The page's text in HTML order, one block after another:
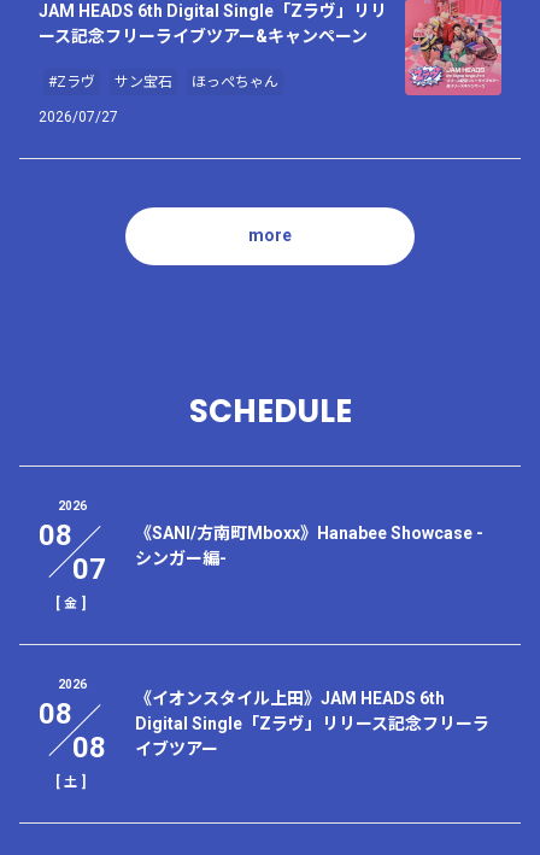
JAM HEADS 6th Digital Single「Zラヴ」リリ
ース記念フリーライブツアー&キャンペーン
#Zラヴ サン宝石 ほっぺちゃん
2026/07/27
more
SCHEDULE
2026
08
07
[金 ]
《SANI/方南町Mboxx》Hanabee Showcase -
シンガー編-
2026
08
08
[土 ]
《イオンスタイル上田》JAM HEADS 6th
Digital Single「Zラヴ」リリース記念フリーラ
イブツアー